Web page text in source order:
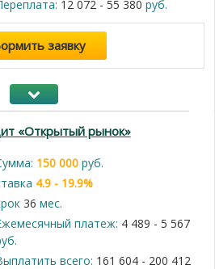
12 072 - 55 380 руб.
заявку
«Открытый рынок»
150 000руб.
4.9 - 19.9%
36 мес.
платеж: 4 489 - 5 567
всего: 161 604 - 200 412